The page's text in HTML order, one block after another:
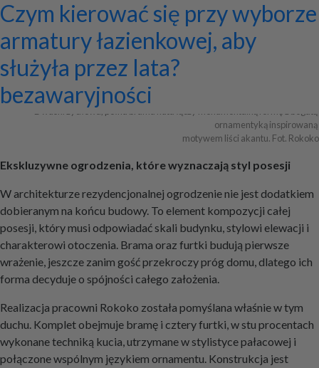
+ Dodaj firmę + Dodaj artykuł
Archiwa
Ekskluzywne ogrodzenia z
pałacowym rozmachem
Dwuskrzydłowa, pełna brama kuta łączy monumentalną formę z bogatą
ornamentyką inspirowaną
motywem liści akantu. Fot. Rokoko
Ekskluzywne ogrodzenia, które wyznaczają styl posesji
W architekturze rezydencjonalnej ogrodzenie nie jest dodatkiem
dobieranym na końcu budowy. To element kompozycji całej
posesji, który musi odpowiadać skali budynku, stylowi elewacji i
charakterowi otoczenia. Brama oraz furtki budują pierwsze
wrażenie, jeszcze zanim gość przekroczy próg domu, dlatego ich
forma decyduje o spójności całego założenia.
Realizacja pracowni Rokoko została pomyślana właśnie w tym
duchu. Komplet obejmuje bramę i cztery furtki, w stu procentach
wykonane techniką kucia, utrzymane w stylistyce pałacowej i
połączone wspólnym językiem ornamentu. Konstrukcja jest
Program do projektowania
wentylacji mechanicznej
Jak zaprojektować ścianę
telewizyjną, która pasuje do
całej aranżacji?
Systemy zamocowań dachów
płaskich i skośnych oraz lekkiej
obudowy firmy ETANCO
Dom z prefabrykatów opinie –
co naprawdę warto ocenić przed
budową?
Nowoczesne bramy przesuwne:
wyznaczniki trwałości,
bezpieczeństwa i
bezawaryjności
Jak dobrać maskownicę
karnisza? Praktyczny poradnik
Licznik Geigera w kontroli
materiałów budowlanych i
złomu
Jak ograniczyć ryzyko
przestojów przy pracy maszyn
geotechnicznych?
Czym kierować się przy wyborze
armatury łazienkowej, aby
służyła przez lata?